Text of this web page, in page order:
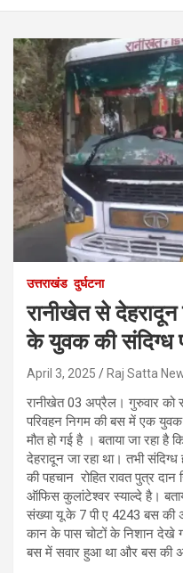
उत्तराखंड दुर्घटना
रानीखेत से
के युवक की संदिग्ध
April 3, 2025 Raj Satta
रानीखेत 03 अप्रैल। गुरुवार को
परिवहन निगम की बस में एक
मौत हो गई है । बताया जा रहा
देहरादून जा रहा था। तभी
की पहचान रोहित रावत पुत्र
ऑफिस कुलांटेश्वर स्याल्दे है।
संख्या यू.के 7 पी ए 4243 बस
कान के पास चोटों के निशान
बस‌ में सवार हुआ था और बस‌ की